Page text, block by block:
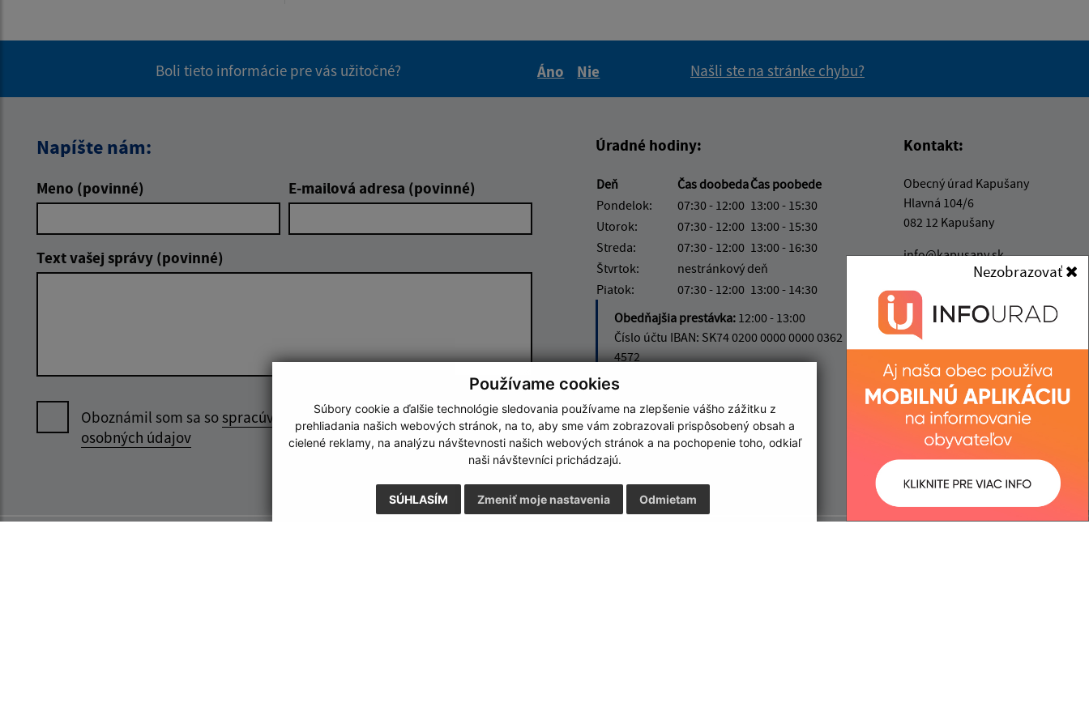
Používame cookies
Súbory cookie a ďalšie technológie sledovania používame na zlepšenie vášho zážitku z
prehliadania našich webových stránok, na to, aby sme vám zobrazovali prispôsobený obsah a
cielené reklamy, na analýzu návštevnosti našich webových stránok a na pochopenie toho, odkiaľ
naši návštevníci prichádzajú.
SÚHLASÍM Odmietam
Zmeniť moje nastavenia
Nezobrazovať
Boli tieto informácie pre vás užitočné?
Áno
Nie
Našli ste na stránke chybu?
Napíšte nám:
Meno (povinné) E-mailová adresa (povinné)
Text vašej správy (povinné)
Oboznámil som sa sospracúvaním
osobných údajov
Google reCaptcha Response
Odoslať správu
Úradné hodiny:
Deň Čas doobedaČas poobede
Pondelok:
07:30 - 12:00 13:00 - 15:30
Utorok:
07:30 - 12:00 13:00 - 15:30
Streda:
07:30 - 12:00 13:00 - 16:30
Štvrtok:
nestránkový deň
Piatok:
07:30 - 12:00 13:00 - 14:30
Obedňajšia prestávka: 12:00 - 13:00
Číslo účtu IBAN: SK74 0200 0000 0000 0362
4572
Kontakt:
Obecný úrad Kapušany
Hlavná 104/6
082 12 Kapušany
info@kapusany.sk
+421 517 941 102
IČO: 00327239